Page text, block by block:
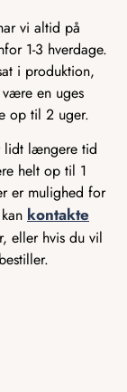
vi altid på
1-3 hverdage.
i produktion,
en uges
op til 2 uger.
lidt længere tid
helt op til 1
er mulighed for
kontakte
eller hvis du vil